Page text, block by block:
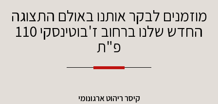
מוזמנים לבקר אותנו באולם התצוגה
החדש שלנו ברחוב ז'בוטינסקי 110
פ"ת
קיסר ריהוט ארגונומי